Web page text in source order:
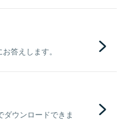
答えします。
ウンロードできま